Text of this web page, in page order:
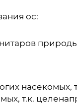
ос:
т.к.